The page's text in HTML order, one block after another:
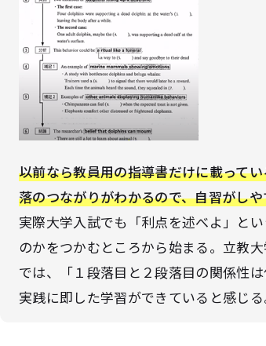
以前なら教員用の指導書だけに載って
落のつながりがわかるので、自習がし
実際大学入試でも「利点を述べよ」と
のかをつかむところから始まる。立教
では、「１段落目と２段落目の関係性
実践に即した学習ができていると感じる